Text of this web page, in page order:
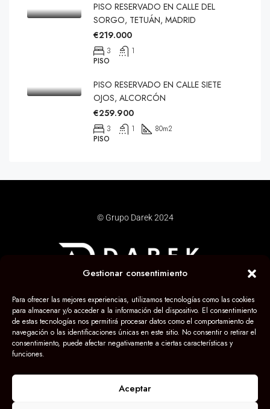
Gestionar consentimiento
Para ofrecer las mejores experiencias, utilizamos tecnologías como las cookies
para almacenar y/o acceder a la información del dispositivo. El consentimiento
de estas tecnologías nos permitirá procesar datos como el comportamiento de
navegación o las identificaciones únicas en este sitio. No consentir o retirar el
consentimiento, puede afectar negativamente a ciertas características y
funciones.
Aceptar
PISO RESERVADO EN CALLE DEL
SORGO, TETUÁN, MADRID
€219.000
3
1
PISO
PISO RESERVADO EN CALLE SIETE
OJOS, ALCORCÓN
€259.900
3 1 80m2
PISO
© Grupo Darek 2024